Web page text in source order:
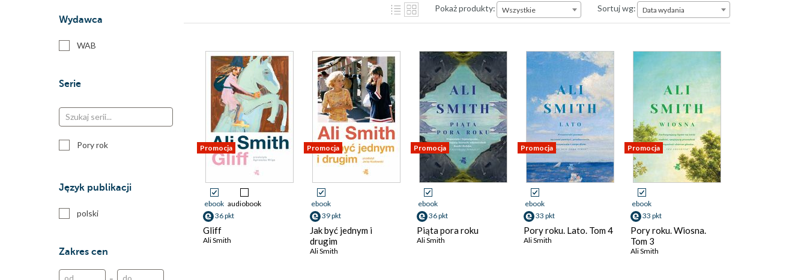
Wydawca
WAB
Serie
Pory rok
Język publikacji
polski
Zakres cen
Pokaż produkty: Wszystkie Sortuj wg:Data wydania
Data wydania
Promocja
ebook audiobook
36 pkt
Gliff
Ali Smith
Promocja
ebook
39 pkt
Jak być jednym i
drugim
Ali Smith
Promocja
ebook
36 pkt
Piąta pora roku
Ali Smith
Promocja
ebook
33 pkt
Pory roku. Lato. Tom 4
Ali Smith
Promocja
ebook
33 pkt
Pory roku. Wiosna.
Tom 3
Ali Smith